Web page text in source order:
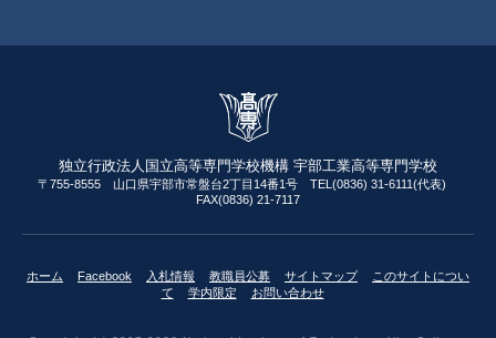
独立行政法人国立高等専門学校機構 宇部工業高等専門学校
〒755-8555 山口県宇部市常盤台2丁目14番1号 TEL(0836) 31-6111(代表)
FAX(0836) 21-7117
ホーム Facebook 入札情報 教職員公募 サイトマップ
このサイトについ
て
学内限定 お問い合わせ